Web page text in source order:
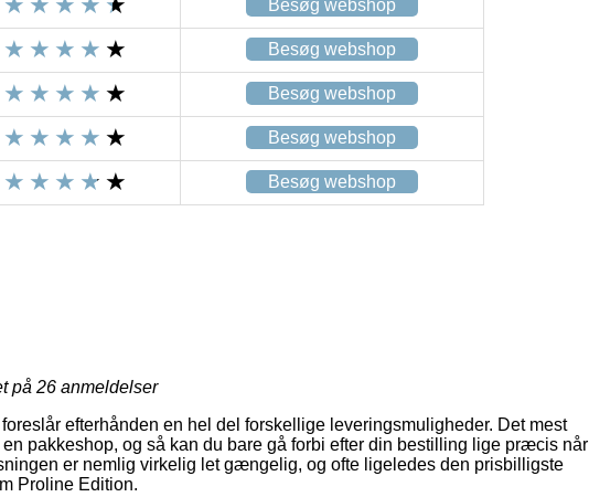
Besøg webshop
Besøg webshop
Besøg webshop
Besøg webshop
Besøg webshop
på 26 anmeldelser
efterhånden en hel del forskellige leveringsmuligheder. Det mest
pakkeshop, og så kan du bare gå forbi efter din bestilling lige præcis når
er nemlig virkelig let gængelig, og ofte ligeledes den prisbilligste
Proline Edition.